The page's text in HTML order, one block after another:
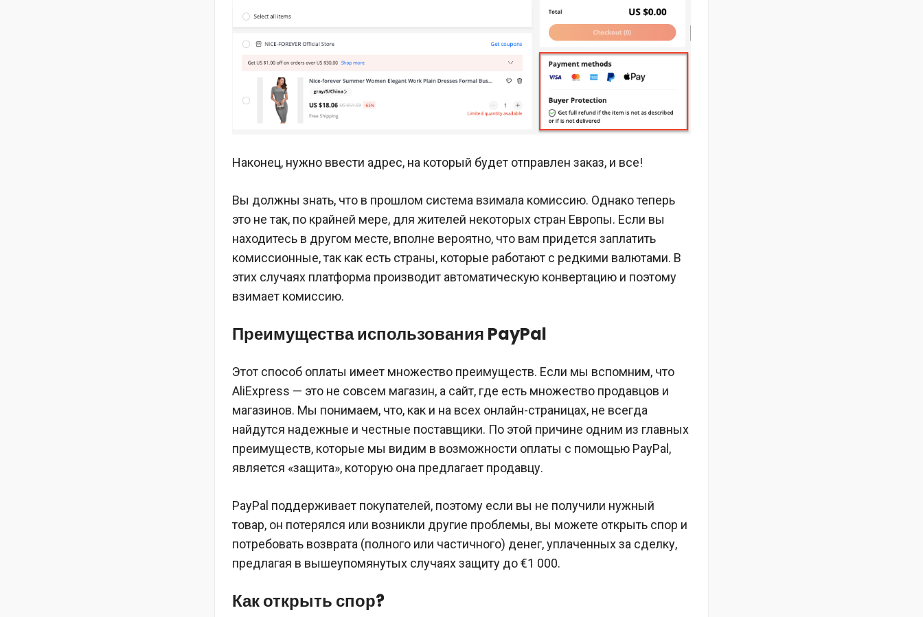
Наконец, нужно ввести адрес, на который будет отправлен заказ, и все!
Вы должны знать, что в прошлом система взимала комиссию. Однако теперь
это не так, по крайней мере, для жителей некоторых стран Европы. Если вы
находитесь в другом месте, вполне вероятно, что вам придется заплатить
комиссионные, так как есть страны, которые работают с редкими валютами. В
этих случаях платформа производит автоматическую конвертацию и поэтому
взимает комиссию.
Преимущества использования PayPal
Этот способ оплаты имеет множество преимуществ. Если мы вспомним, что
AliExpress — это не совсем магазин, а сайт, где есть множество продавцов и
магазинов. Мы понимаем, что, как и на всех онлайн-страницах, не всегда
найдутся надежные и честные поставщики. По этой причине одним из главных
преимуществ, которые мы видим в возможности оплаты с помощью PayPal,
является «защита», которую она предлагает продавцу.
PayPal поддерживает покупателей, поэтому если вы не получили нужный
товар, он потерялся или возникли другие проблемы, вы можете открыть спор и
потребовать возврата (полного или частичного) денег, уплаченных за сделку,
предлагая в вышеупомянутых случаях защиту до €1 000.
Как открыть спор?